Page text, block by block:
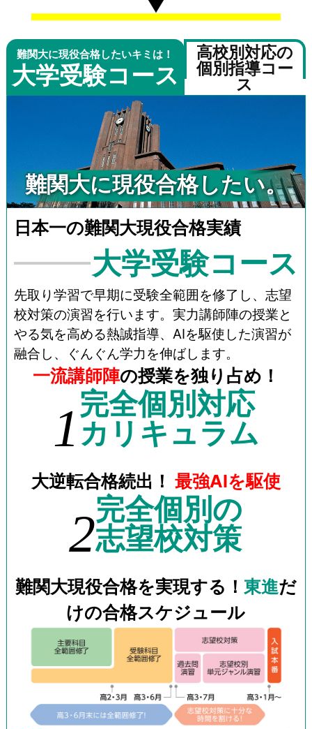
▼
難関大に現役合格したいキミは！
大学受験コース
高校別対応の
個別指導コー
ス
日本一の難関大現役合格実績
大学受験コース
先取り学習で早期に受験全範囲を修了し、志望
校対策の演習を行います。実力講師陣の授業と
やる気を高める熱誠指導、AIを駆使した演習が
融合し、ぐんぐん学力を伸ばします。
一流講師陣の授業を独り占め！
1完全個別対応
カリキュラム
大逆転合格続出！ 最強AIを駆使
2完全個別の
志望校対策
難関大現役合格を実現する！ 東進だ
けの合格スケジュール